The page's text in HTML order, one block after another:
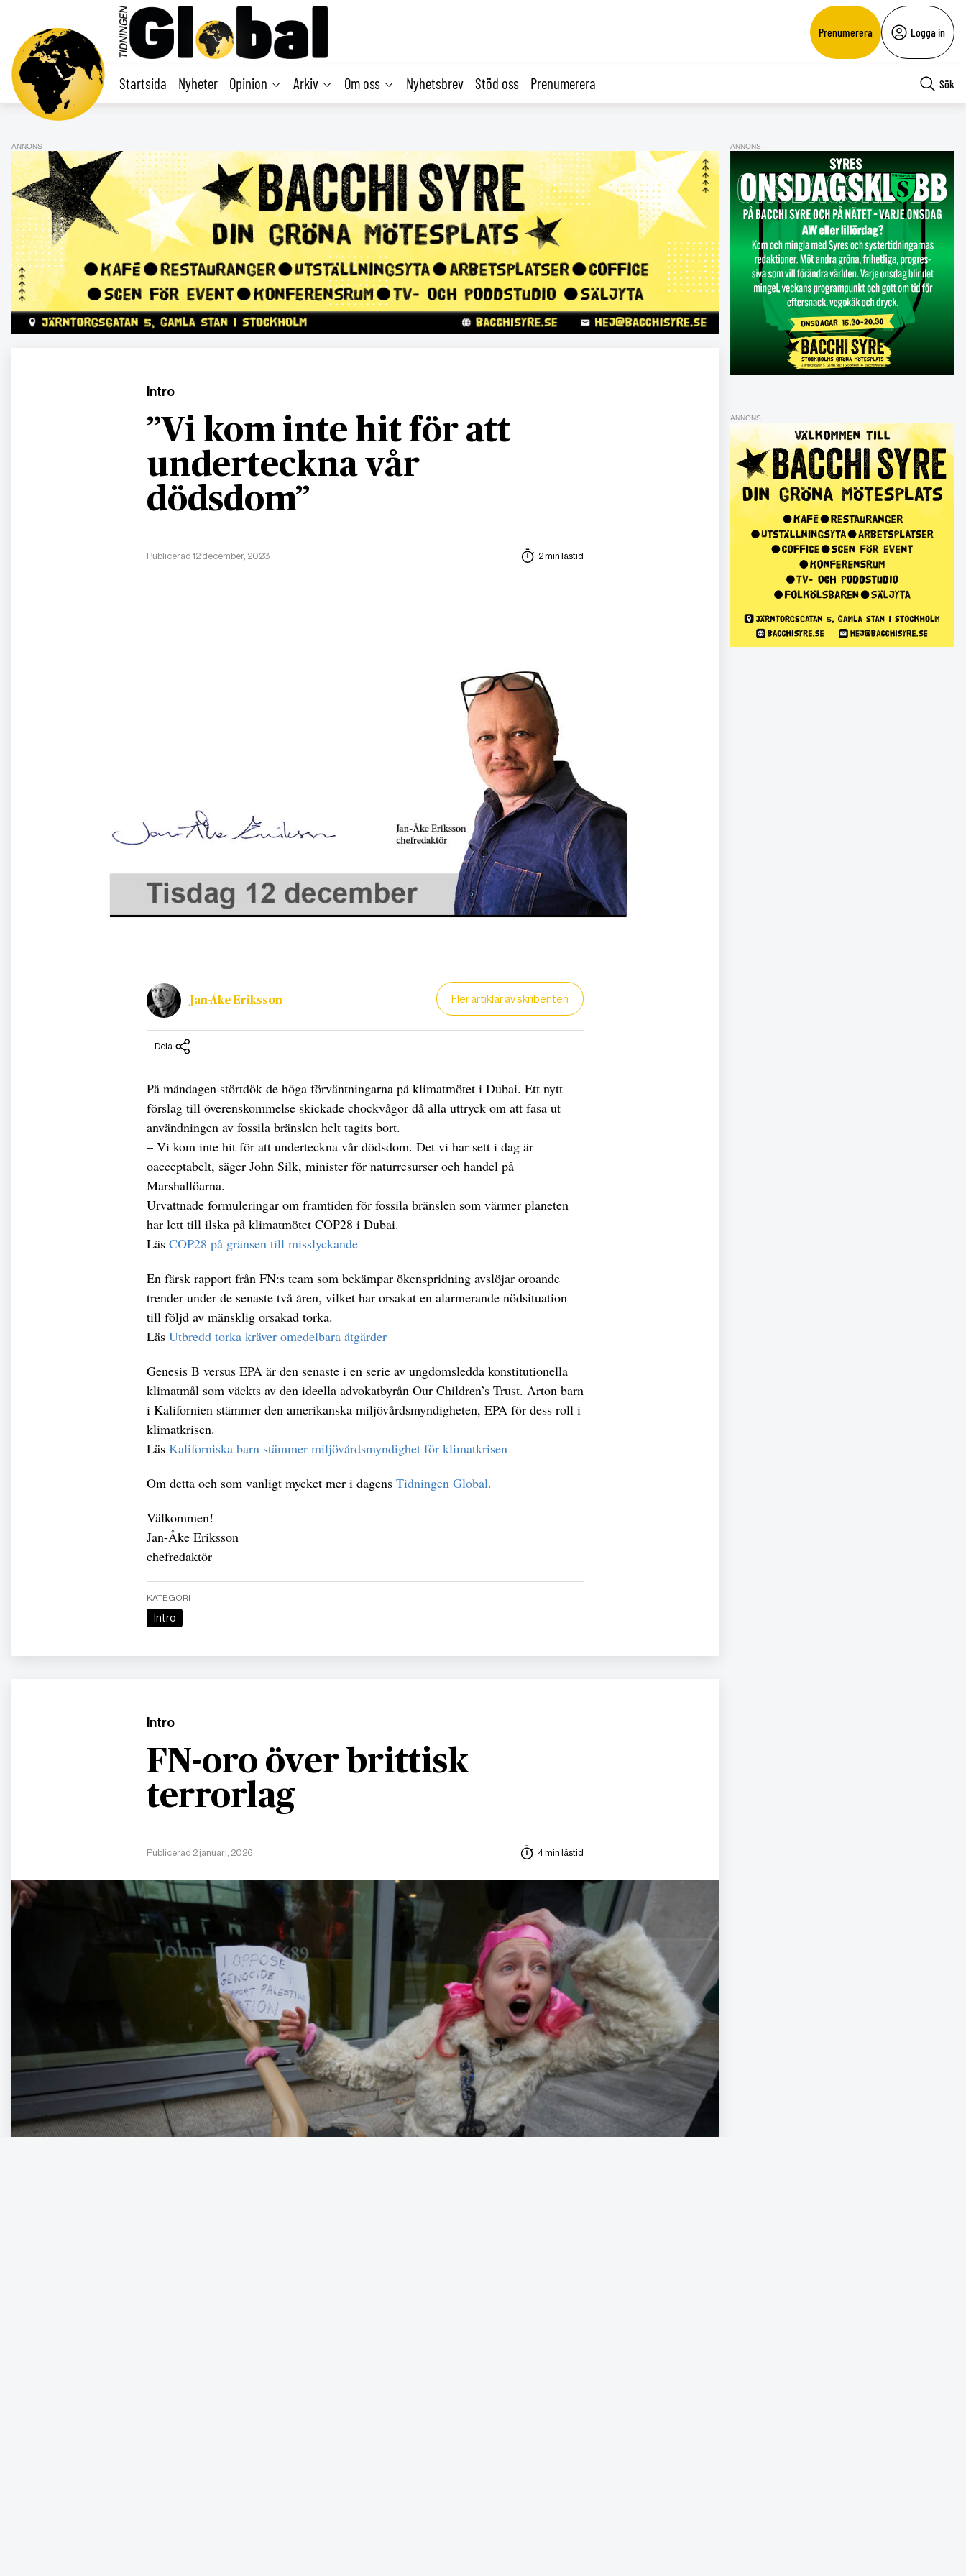
Prenumerera Logga in
Startsida Nyheter Opinion Arkiv Om oss Nyhetsbrev Stöd oss Prenumerera Sök
ANNONS
Intro
”Vi kom inte hit för att
underteckna vår
dödsdom”
Publicerad 12 december, 2023 2 min lästid
Jan-Åke Eriksson Fler artiklar av skribenten
Dela
På måndagen störtdök de höga förväntningarna på klimatmötet i Dubai. Ett nytt
förslag till överenskommelse skickade chockvågor då alla uttryck om att fasa ut
användningen av fossila bränslen helt tagits bort.
– Vi kom inte hit för att underteckna vår dödsdom. Det vi har sett i dag är
oacceptabelt, säger John Silk, minister för naturresurser och handel på
Marshallöarna.
Urvattnade formuleringar om framtiden för fossila bränslen som värmer planeten
har lett till ilska på klimatmötet COP28 i Dubai.
Läs COP28 på gränsen till misslyckande
En färsk rapport från FN:s team som bekämpar ökenspridning avslöjar oroande
trender under de senaste två åren, vilket har orsakat en alarmerande nödsituation
till följd av mänsklig orsakad torka.
Läs Utbredd torka kräver omedelbara åtgärder
Genesis B versus EPA är den senaste i en serie av ungdomsledda konstitutionella
klimatmål som väckts av den ideella advokatbyrån Our Children’s Trust. Arton barn
i Kalifornien stämmer den amerikanska miljövårdsmyndigheten, EPA för dess roll i
klimatkrisen.
Läs Kaliforniska barn stämmer miljövårdsmyndighet för klimatkrisen
Om detta och som vanligt mycket mer i dagens Tidningen Global.
Välkommen!
Jan-Åke Eriksson
chefredaktör
KATEGORI
Intro
Intro
FN-oro över brittisk
terrorlag
Publicerad 2 januari, 2026 4 min lästid
ANNONS
ANNONS